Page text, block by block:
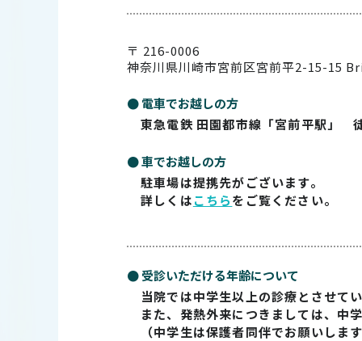
〒 216-0006
神奈川県川崎市宮前区宮前平2-15-15
● 電車でお越しの方
東急電鉄 田園都市線「宮前平駅」
● 車でお越しの方
駐車場は提携先がございます。
詳しくはこちらをご覧ください。
● 受診いただける年齢について
当院では中学生以上の診療とさせて
また、発熱外来につきましては、中
（中学生は保護者同伴でお願いしま